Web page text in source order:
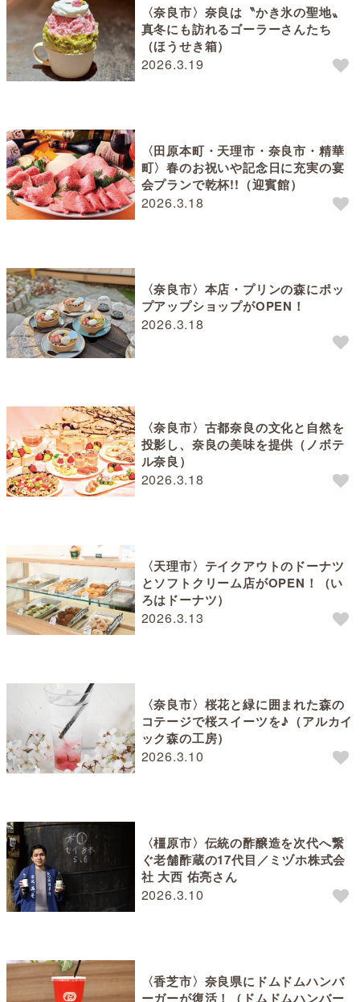
2026.3.19
〈奈良市〉奈良は〝かき氷の聖地〟
真冬にも訪れるゴーラーさんたち
（ほうせき箱）
2026.3.18
〈田原本町・天理市・奈良市・精華
町〉春のお祝いや記念日に充実の宴
会プランで乾杯!!（迎賓館）
2026.3.18
〈奈良市〉本店・プリンの森にポッ
プアップショップがOPEN！
2026.3.18
〈奈良市〉古都奈良の文化と自然を
投影し、奈良の美味を提供（ノボテ
ル奈良）
2026.3.13
〈天理市〉テイクアウトのドーナツ
とソフトクリーム店がOPEN！（い
ろはドーナツ）
2026.3.10
〈奈良市〉桜花と緑に囲まれた森の
コテージで桜スイーツを♪（アルカイ
ック森の工房）
2026.3.10
〈橿原市〉伝統の酢醸造を次代へ繋
ぐ老舗酢蔵の17代目／ミヅホ株式会
社 大西 佑亮さん
〈香芝市〉奈良県にドムドムハンバ
ーガーが復活！（ドムドムハンバー